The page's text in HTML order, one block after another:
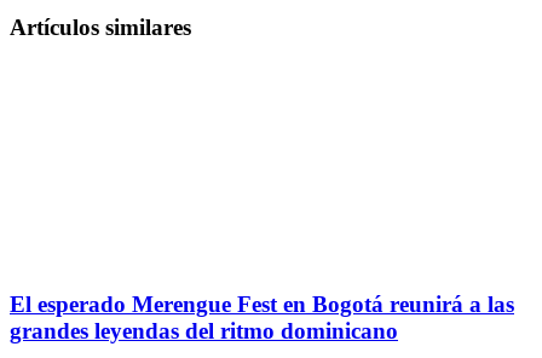
Artículos similares
El esperado Merengue Fest en Bogotá reunirá a las
grandes leyendas del ritmo dominicano